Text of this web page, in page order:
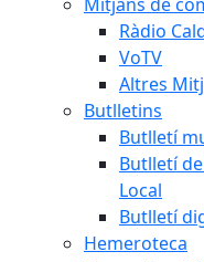
Ràdio
VoTV
Altres
Butlletins
Butlletí
Butlletí
Local
Butlletí
Hemeroteca